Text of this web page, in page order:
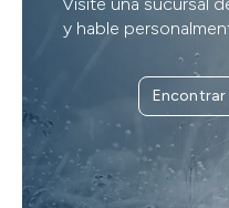
Visite una sucursal
y hable
Encontrar